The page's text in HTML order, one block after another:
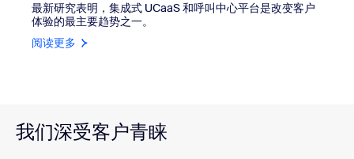
最新研究表明，集成式 UCaaS 和呼叫中心平台是改变客户
体验的最主要趋势之一。
阅读更多
我们深受客户青睐